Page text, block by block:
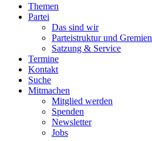
Themen
Partei
Das sind wir
Parteistruktur und Gremien
Satzung & Service
Termine
Kontakt
Suche
Mitmachen
Mitglied werden
Spenden
Newsletter
Jobs